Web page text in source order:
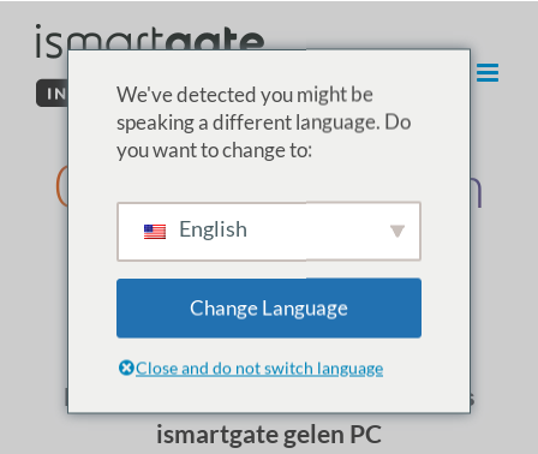
02. Windows'tan
ISG PRO/Lite
kurulumu
Bağlan
programlanmış
ismartgate gelen PC
We've detected you might be
speaking a different language. Do
you want to change to:
English
Change Language
Close and do not switch language